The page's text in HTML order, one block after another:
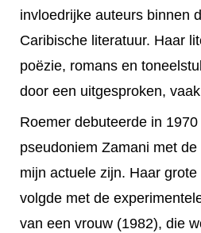
invloedrijke auteurs binnen
Caribische literatuur. Haar
poëzie, romans en
door een uitgesproken,
Roemer debuteerde in
pseudoniem Zamani met
mijn actuele zijn. Haar
volgde met de
van een vrouw (1982), die